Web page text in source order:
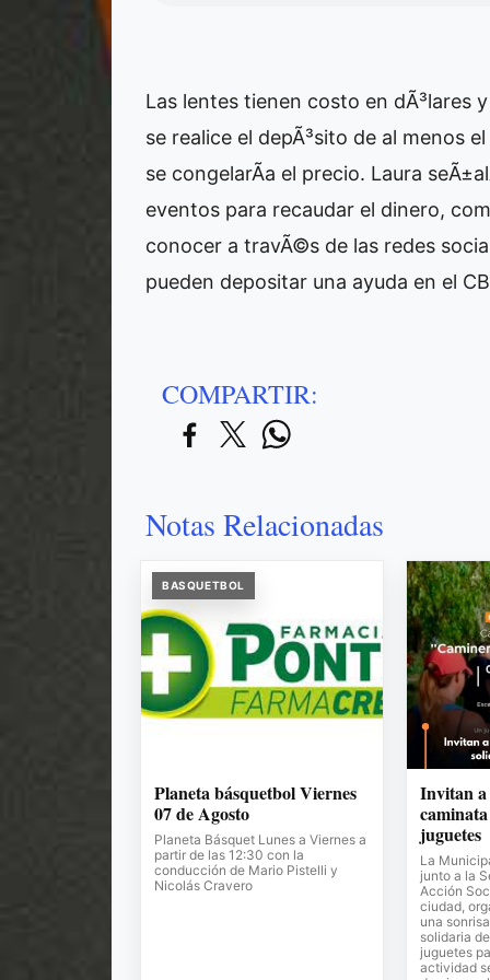
Las lentes tienen costo en dÃ³lares
se realice el depÃ³sito de al menos
se congelarÃ­a el precio. Laura
eventos para recaudar el dinero,
conocer a travÃ©s de las redes
pueden depositar una ayuda en el
COMPARTIR:
Notas Relacionadas
BASQUETBOL
Planeta básquetbol Viernes
07 de Agosto
Planeta Básquet Lunes a Viernes a
partir de las 12:30 con la
conducción de Mario Pistelli y
Nicolás Cravero
Invitan
juguetes
La
junto a la
Acción
ciudad,
una
solidaria
juguetes
actividad